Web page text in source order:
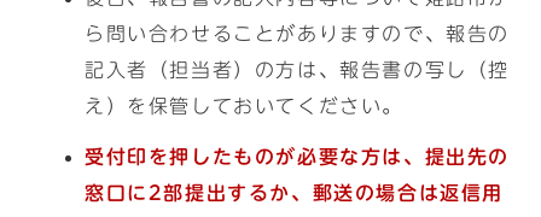
ら問い合わせることがありますので、報告の
記入者（担当者）の方は、報告書の写し（控
え）を保管しておいてください。
受付印を押したものが必要な方は、提出先の
窓口に2部提出するか、郵送の場合は返信用